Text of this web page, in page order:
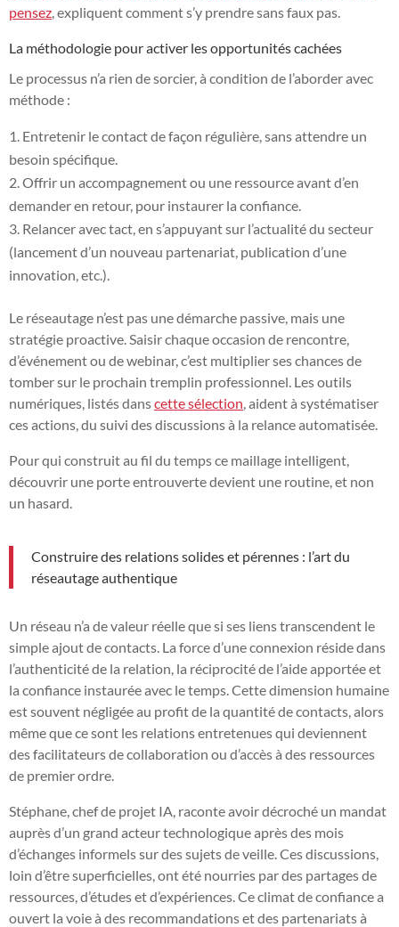
pensez , expliquent comment s’y prendre sans faux pas.
La méthodologie pour activer les opportunités cachées
Le processus n’a rien de sorcier, à condition de l’aborder avec
méthode :
Entretenir le contact de façon régulière, sans attendre un
besoin spécifique.
Offrir un accompagnement ou une ressource avant d’en
demander en retour, pour instaurer la confiance.
Relancer avec tact, en s’appuyant sur l’actualité du secteur
(lancement d’un nouveau partenariat, publication d’une
innovation, etc.).
Le réseautage n’est pas une démarche passive, mais une
stratégie proactive. Saisir chaque occasion de rencontre,
d’événement ou de webinar, c’est multiplier ses chances de
tomber sur le prochain tremplin professionnel. Les outils
numériques, listés danscette sélection , aident à systématiser
ces actions, du suivi des discussions à la relance automatisée.
Pour qui construit au fil du temps ce maillage intelligent,
découvrir une porte entrouverte devient une routine, et non
un hasard.
Construire des relations solides et pérennes : l’art du
réseautage authentique
Un réseau n’a de valeur réelle que si ses liens transcendent le
simple ajout de contacts. La force d’une connexion réside dans
l’authenticité de la relation, la réciprocité de l’aide apportée et
la confiance instaurée avec le temps. Cette dimension humaine
est souvent négligée au profit de la quantité de contacts, alors
même que ce sont les relations entretenues qui deviennent
des facilitateurs de collaboration ou d’accès à des ressources
de premier ordre.
Stéphane, chef de projet IA, raconte avoir décroché un mandat
auprès d’un grand acteur technologique après des mois
d’échanges informels sur des sujets de veille. Ces discussions,
loin d’être superficielles, ont été nourries par des partages de
ressources, d’études et d’expériences. Ce climat de confiance a
ouvert la voie à des recommandations et des partenariats à